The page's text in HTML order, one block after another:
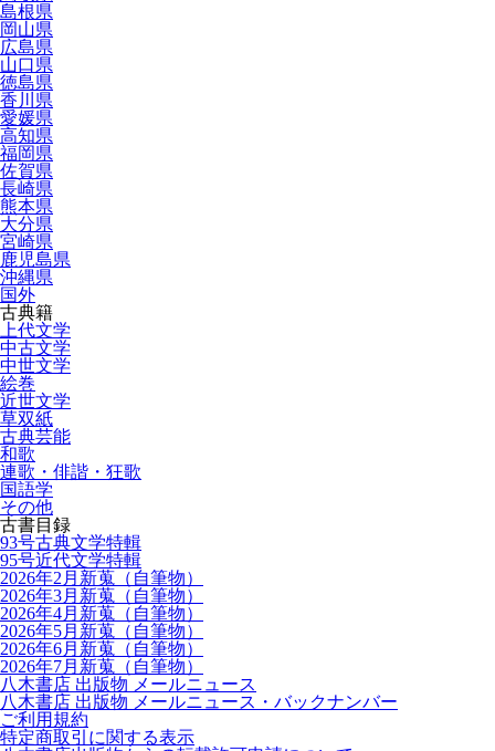
島根県
岡山県
広島県
山口県
徳島県
香川県
愛媛県
高知県
福岡県
佐賀県
長崎県
熊本県
大分県
宮崎県
鹿児島県
沖縄県
国外
古典籍
上代文学
中古文学
中世文学
絵巻
近世文学
草双紙
古典芸能
和歌
連歌・俳諧・狂歌
国語学
その他
古書目録
93号古典文学特輯
95号近代文学特輯
2026年2月新蒐（自筆物）
2026年3月新蒐（自筆物）
2026年4月新蒐（自筆物）
2026年5月新蒐（自筆物）
2026年6月新蒐（自筆物）
2026年7月新蒐（自筆物）
八木書店 出版物 メールニュース
八木書店 出版物 メールニュース・バックナンバー
ご利用規約
特定商取引に関する表示